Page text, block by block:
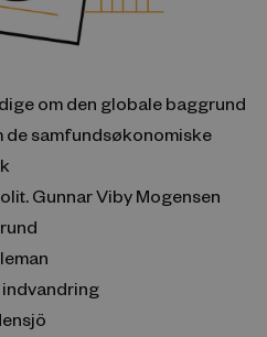
om den globale baggrund
de samfundsøkonomiske
Gunnar Viby Mogensen